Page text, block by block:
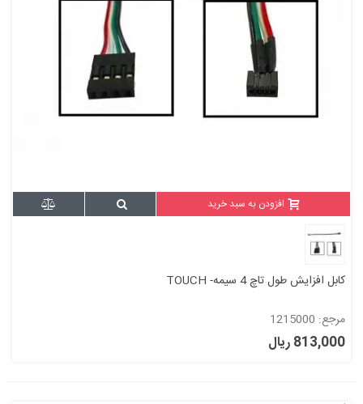
افزودن به سبد خرید
کابل افزایش طول تاچ 4 سیمه- TOUCH
مرجع: 1215000
813,000 ریال